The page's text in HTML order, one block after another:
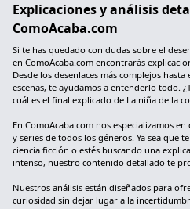
Explicaciones y análisis
ComoAcaba.com
Si te has quedado con dudas sobre el
en ComoAcaba.com encontrarás
Desde los desenlaces más complejos
escenas, te ayudamos a entenderlo todo.
cuál es el final explicado de La niña de la
En ComoAcaba.com nos especializamos
y series de todos los géneros. Ya sea que
ciencia ficción o estés buscando una
intenso, nuestro contenido detallado te
Nuestros análisis están diseñados para
curiosidad sin dejar lugar a la